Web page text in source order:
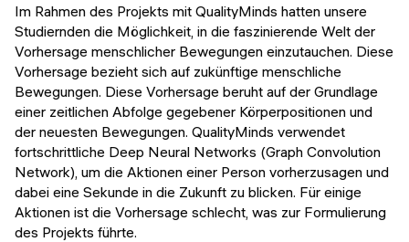
Im Rahmen des Projekts mit QualityMinds hatten unsere
Studiernden die Möglichkeit, in die faszinierende Welt der
Vorhersage menschlicher Bewegungen einzutauchen. Diese
Vorhersage bezieht sich auf zukünftige menschliche
Bewegungen. Diese Vorhersage beruht auf der Grundlage
einer zeitlichen Abfolge gegebener Körperpositionen und
der neuesten Bewegungen. QualityMinds verwendet
fortschrittliche Deep Neural Networks (Graph Convolution
Network), um die Aktionen einer Person vorherzusagen und
dabei eine Sekunde in die Zukunft zu blicken. Für einige
Aktionen ist die Vorhersage schlecht, was zur Formulierung
des Projekts führte.